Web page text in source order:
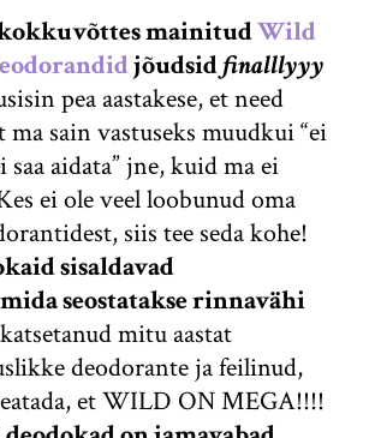
kokkuvõttes mainitudWild
jõudsidfinalllyyy
pea aastakese, et need
ma sain vastuseks muudkui “ei
saa aidata” jne, kuid ma ei
ei ole veel loobunud oma
siis tee seda kohe!
sisaldavad
seostatakse rinnavähi
mitu aastat
deodorante ja feilinud,
et WILD ON MEGA!!!!